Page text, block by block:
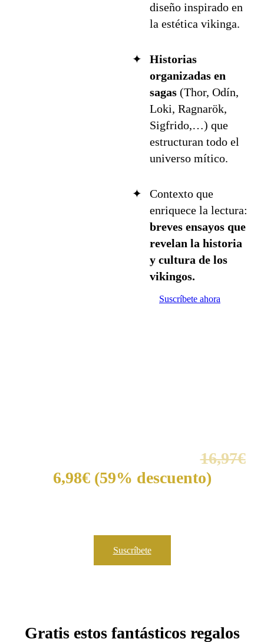
diseño inspirado en
la estética vikinga.
Historias
organizadas en
sagas (Thor, Odín,
Loki, Ragnarök,
Sigfrido,…) que
estructuran todo el
universo mítico.
Contexto que
enriquece la lectura:
breves ensayos que
revelan la historia
y cultura de los
vikingos.
Suscríbete ahora
envío 3 libros por solo16,97€
6,98€ (59% descuento)
Suscríbete
Gratis estos fantásticos regalos